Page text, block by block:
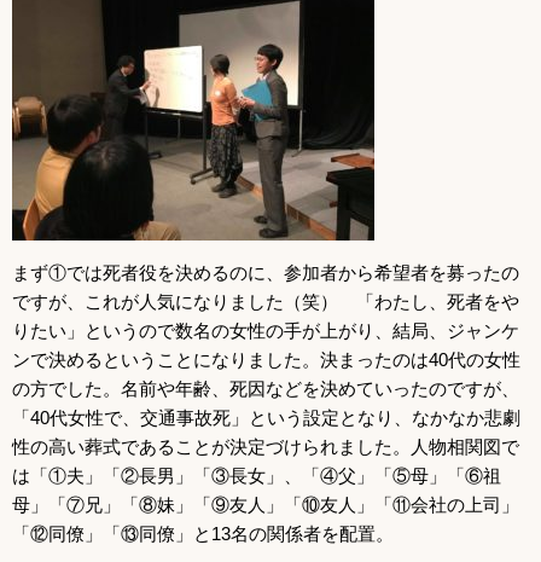
まず①では死者役を決めるのに、参加者から希望者を募ったの
ですが、これが人気になりました（笑） 「わたし、死者をや
りたい」というので数名の女性の手が上がり、結局、ジャンケ
ンで決めるということになりました。決まったのは40代の女性
の方でした。名前や年齢、死因などを決めていったのですが、
「40代女性で、交通事故死」という設定となり、なかなか悲劇
性の高い葬式であることが決定づけられました。人物相関図で
は「①夫」「②長男」「③長女」、「④父」「⑤母」「⑥祖
母」「⑦兄」「⑧妹」「⑨友人」「⑩友人」「⑪会社の上司」
「⑫同僚」「⑬同僚」と13名の関係者を配置。